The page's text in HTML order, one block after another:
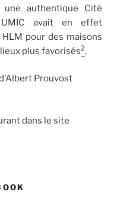
authentique Cité
avait en effet
pour des maisons
plus favorisés2.
Prouvost
dans le site